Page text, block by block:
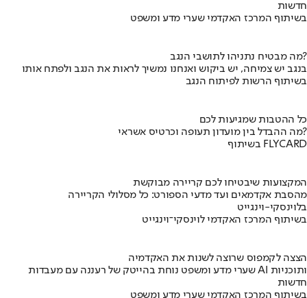
חדשות
בשיתוף המרכז האקדמי שערי מדע ומשפט
מה מבטיח נתניהו לתושבי הנגב?
בנגב יש צמיחה, יש ביקוש ואנחנו נמשיך לראות את הנגב ולפתח אותו
בשיתוף הרשות לפיתוח הנגב
כל ההטבות שמגיעות לכם
מה ההבדל בין מועדון תעופה וכרטיס אשראי?
בשיתוף FLYCARD
המקצועות שיבטיחו לכם קריירה מבוקשת
מהסבת אקדמאים ועד מדעי הספורט: כל מסלולי הקריירה
בלוינסקי-וינגייט
בשיתוף המרכז האקדמי לוינסקי־וינגייט
הצצה לקמפוס שרוצה לשנות את האקדמיה
שערי מדע ומשפט נוחת בהייטק של רעננה עם מעבדות AI ותוכניות
חדשות
בשיתוף המרכז האקדמי שערי מדע ומשפט